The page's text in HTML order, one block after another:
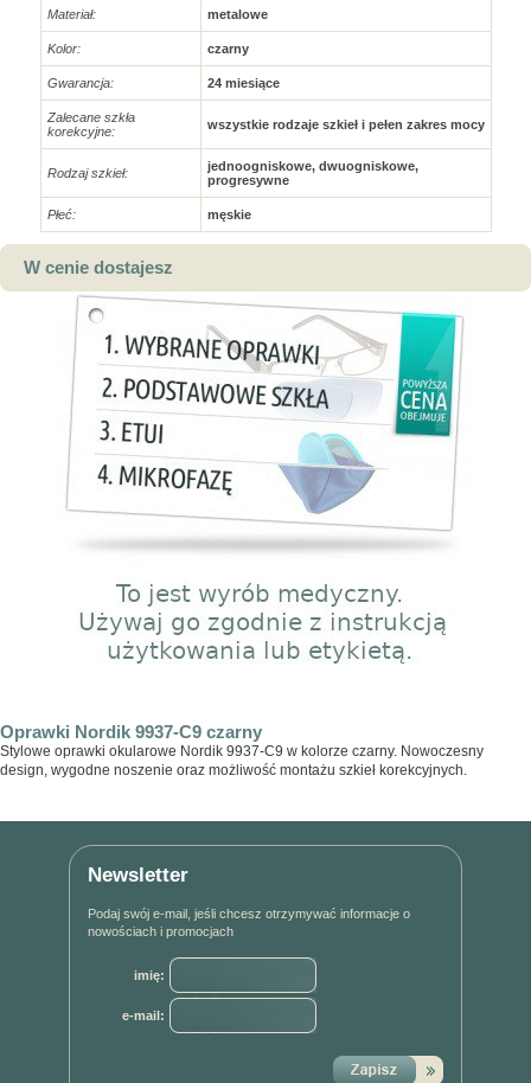
Materiał: metalowe
Kolor: czarny
Gwarancja: 24 miesiące
Zalecane szkła
korekcyjne:
wszystkie rodzaje szkieł i pełen zakres mocy
Rodzaj szkieł:
jednoogniskowe, dwuogniskowe,
progresywne
Płeć: męskie
W cenie dostajesz
Oprawki Nordik 9937-C9 czarny
Stylowe oprawki okularowe Nordik 9937-C9 w kolorze czarny. Nowoczesny
design, wygodne noszenie oraz możliwość montażu szkieł korekcyjnych.
Newsletter
Podaj swój e-mail, jeśli chcesz otrzymywać informacje o
nowościach i promocjach
imię:
e-mail: